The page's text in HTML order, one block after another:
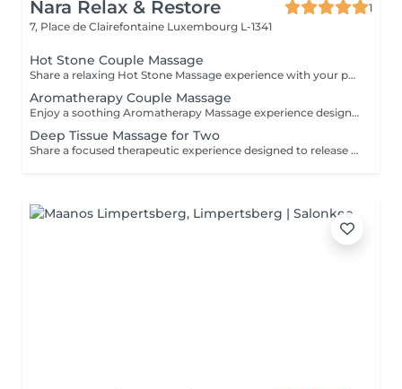
Nara Relax & Restore
1
7, Place de Clairefontaine Luxembourg L-1341
Hot Stone Couple Massage
Share a relaxing Hot Stone Massage experience with your partner, friend, or loved one. Smooth heated stones and warm oils help ease muscular tension while creating a calming and memorable wellness experience.
Aromatherapy Couple Massage
Enjoy a soothing Aromatherapy Massage experience designed for two. Carefully selected aromatic oils are combined with gentle, flowing massage techniques to create a deeply calming and enjoyable treatment. The natural fragrances help create a peaceful atmosphere, while the massage promotes relaxation and comfort. An ideal choice for couples, friends, or family members wishing to share a moment of tranquillity and well-being.
Deep Tissue Massage for Two
Share a focused therapeutic experience designed to release deep-seated tension and restore freedom of movement. Using slow, targeted pressure, this treatment works into deeper muscle layers and connective tissue, making it ideal for persistent tightness, physical strain, and active lifestyles.